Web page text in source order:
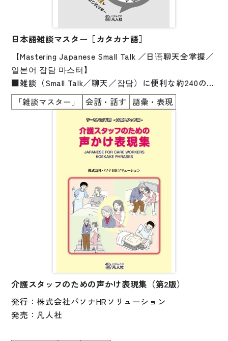
カセットテープ・ＣＤ
カード・ゲーム・絵教材
絵本・子ども向け補助
図表
スペイン語辞典
ポルトガル語辞典
各国語辞典
容です。重複購入にご注意ください。
日本語雑談マスター［カタカナ語］
【Mastering Japanese Small Talk ／日语聊天全掌握／
일본어 잡담 마스터】
■雑談（Small Talk／聊天／잡담）に便利な約240のカ
タカナ語が勉強できます
■会社員や大学生の自然な会話
■ひとりで勉強できます
■初級の勉強がおわったら、読んでみましょう
■自然な英語・中国語・韓国語の対訳付き
■英語・中国語・韓国語を学んでいる人にもおススメ
「雑談マスター」 会話・話す 語彙・表現
介護スタッフのための声かけ表現集（第2版）
発行：株式会社パソナHRソリューション
発売：凡人社